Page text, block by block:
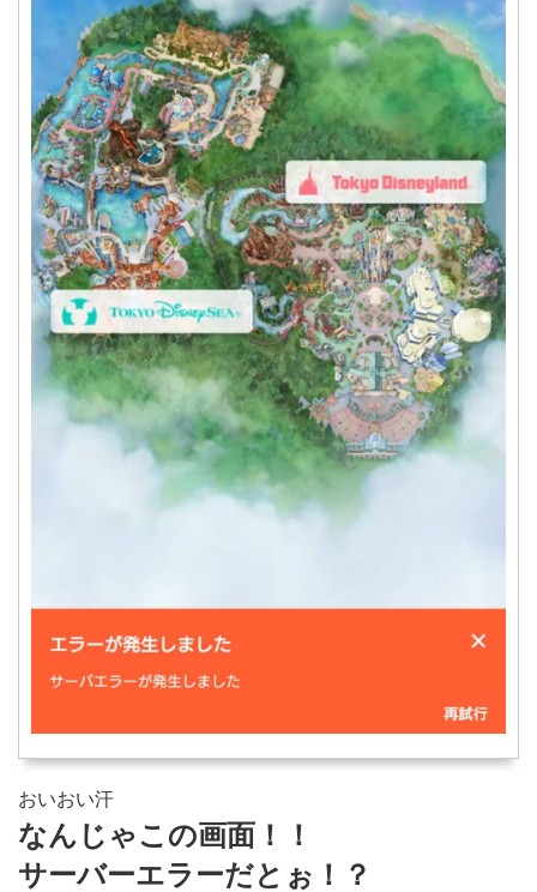
おいおい汗
なんじゃこの画面！！
サーバーエラーだとぉ！？